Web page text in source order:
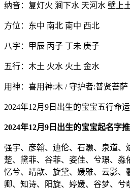
纳音：复灯火 涧下水 天河水 壁上
方位：东中 南北 南中 西北
八字：甲辰 丙子 丁未 庚子
五行：木土 火水 火土 金水
用神：喜用神:木 / 守护者:普贤菩萨
2024年12月9日出生的宝宝五行命
2024年12月9日出生的宝宝起名字推
强宇、彦翰、迪伦、石灏、泉道
楚、黛菲、谷菲、姿佳、兮璟、淼
忆兮、靖歆、旋黛、媛雅、云影
卿、知诗、阳旋、婷媛、谷梦、兮